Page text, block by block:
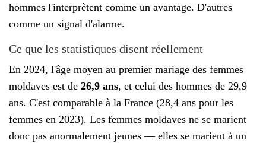
hommes l'interprètent comme un avantage. D'autres
comme un signal d'alarme.
Ce que les statistiques disent réellement
En 2024, l'âge moyen au premier mariage des femmes
moldaves est de 26,9 ans, et celui des hommes de 29,9
ans. C'est comparable à la France (28,4 ans pour les
femmes en 2023). Les femmes moldaves ne se marient
donc pas anormalement jeunes — elles se marient à un